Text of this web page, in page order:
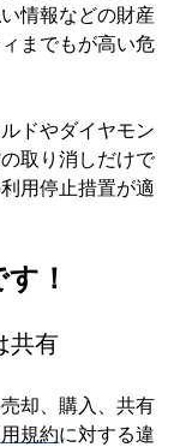
情報などの財産
までもが高い危
ドやダイヤモン
取り消しだけで
用停止措置が適
！
共有
却、購入、共有
規約に対する違